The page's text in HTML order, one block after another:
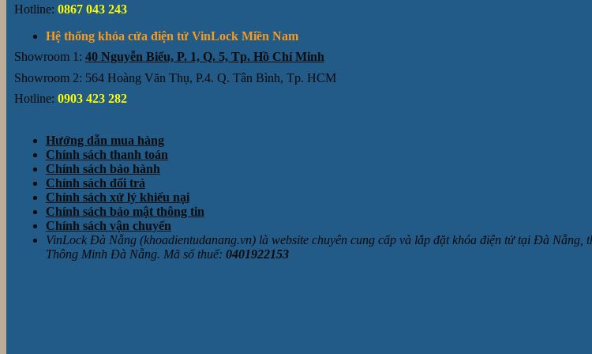
Hotline: 0867 043 243
Hệ thống khóa cửa điện tử VinLock Miền Nam
Showroom 1: 40 Nguyễn Biểu, P. 1, Q. 5, Tp. Hồ Chí Minh
Showroom 2: 564 Hoàng Văn Thụ, P.4. Q. Tân Bình, Tp. HCM
Hotline: 0903 423 282
Hướng dẫn mua hàng
Chính sách thanh toán
Chính sách bảo hành
Chính sách đổi trả
Chính sách xử lý khiếu nại
Chính sách bảo mật thông tin
Chính sách vận chuyển
VinLock Đà Nẵng (khoadientudanang.vn) là website chuyên cung cấp và lắp đặt khóa điện tử tại Đà
Thông Minh Đà Nẵng. Mã số thuế: 0401922153